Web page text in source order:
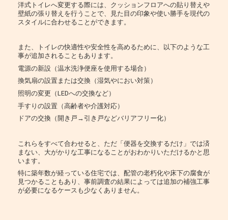
洋式トイレへ変更する際には、クッションフロアへの貼り替えや
壁紙の張り替えを行うことで、見た目の印象や使い勝手を現代の
スタイルに合わせることができます。
また、トイレの快適性や安全性を高めるために、以下のような工
事が追加されることもあります。
電源の新設（温水洗浄便座を使用する場合）
換気扇の設置または交換（湿気やにおい対策）
照明の変更（LEDへの交換など）
手すりの設置（高齢者や介護対応）
ドアの交換（開き戸→引き戸などバリアフリー化）
これらをすべて合わせると、ただ「便器を交換するだけ」では済
まない、大がかりな工事になることがおわかりいただけるかと思
います。
特に築年数が経っている住宅では、配管の老朽化や床下の腐食が
見つかることもあり、事前調査の結果によっては追加の補強工事
が必要になるケースも少なくありません。